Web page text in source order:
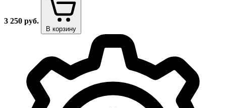
3 250 руб.
В корзину